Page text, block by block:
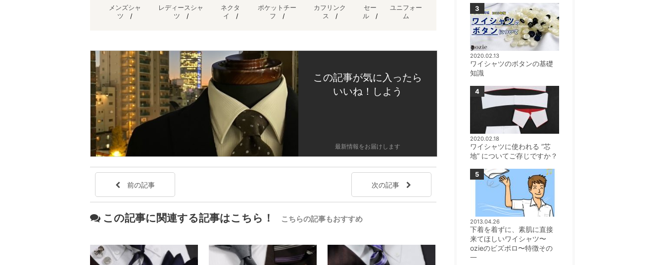
メンズシャ
ツ /
レディースシャ
ツ /
ネクタ
イ
/
ポケットチー
フ /
カフリンク
ス /
セー
ル/
ユニフォー
ム
この記事が気に入ったら
いいね！しよう
最新情報をお届けします
前の記事 次の記事
この記事に関連する記事はこちら！ こちらの記事もおすすめ
2020.02.13
ワイシャツのボタンの基礎
知識
2020.02.18
ワイシャツに使われる ”芯
地” についてご存じですか？
2013.04.26
下着を着ずに、素肌に直接
来てほしいワイシャツ〜
ozieのビズポロ〜特徴その
一